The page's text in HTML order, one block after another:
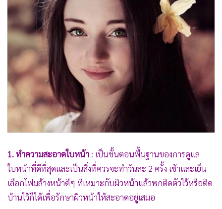
• หุ้น
•
อินโดจีน
• กองทุนรวม
Celeb Online
Factcheck
• ญี่ปุ่น
News1
• Gotomanager
1. ทำความสะอาดใบหน้า : เป็นขั้นตอนพื้นฐานของการดูแล
ใบหน้าที่ดีที่สุดและเป็นสิ่งที่ควรจะทำวันละ 2 ครั้ง เช้าและเย็น
เลือกโฟมล้างหน้าดีๆ ที่เหมาะกับผิวหน้าแล้วพกติดตัวไว้หรือติด
บ้านไว้ก็ได้เพื่อรักษาผิวหน้าให้สะอาดอยู่เสมอ